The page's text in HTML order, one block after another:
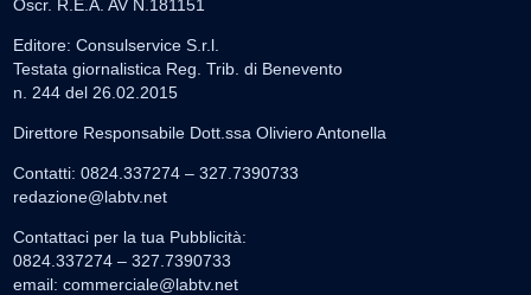
Oscr. R.E.A. AV N.181151
Editore: Consulservice S.r.l.
Testata giornalistica Reg. Trib. di Benevento
n. 244 del 26.02.2015
Direttore Responsabile Dott.ssa Oliviero Antonella
Contatti: 0824.337274 – 327.7390733
redazione@labtv.net
Contattaci per la tua Pubblicità:
0824.337274 – 327.7390733
email: commerciale@labtv.net